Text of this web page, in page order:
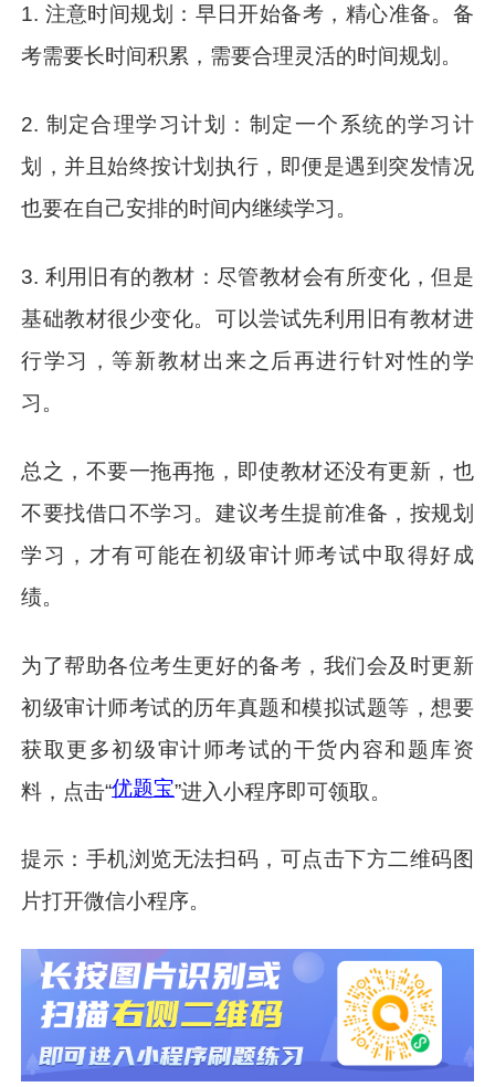
1. 注意时间规划：早日开始备考，精心准备。备
考需要长时间积累，需要合理灵活的时间规划。
2. 制定合理学习计划：制定一个系统的学习计
划，并且始终按计划执行，即便是遇到突发情况
也要在自己安排的时间内继续学习。
3. 利用旧有的教材：尽管教材会有所变化，但是
基础教材很少变化。可以尝试先利用旧有教材进
行学习，等新教材出来之后再进行针对性的学
习。
总之，不要一拖再拖，即使教材还没有更新，也
不要找借口不学习。建议考生提前准备，按规划
学习，才有可能在初级审计师考试中取得好成
绩。
为了帮助各位考生更好的备考，我们会及时更新
初级审计师考试的历年真题和模拟试题等，想要
获取更多初级审计师考试的干货内容和题库资
料，点击“优题宝”进入小程序即可领取。
提示：手机浏览无法扫码，可点击下方二维码图
片打开微信小程序。